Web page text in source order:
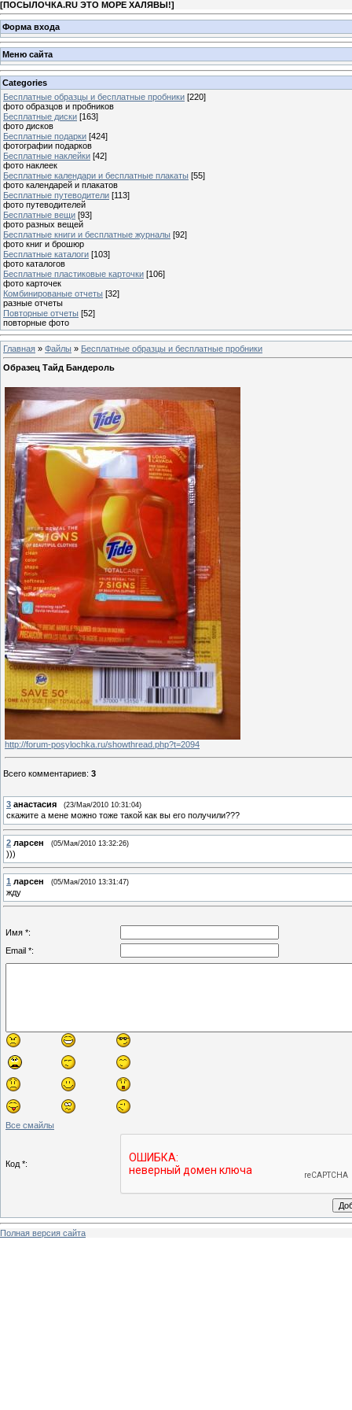
[ПОСЫЛОЧКА.RU ЭТО МОРЕ ХАЛЯВЫ!]
Форма входа
Меню сайта
Categories
Бесплатные образцы и бесплатные пробники [220]
фото образцов и пробников
Бесплатные диски [163]
фото дисков
Бесплатные подарки [424]
фотографии подарков
Бесплатные наклейки [42]
фото наклеек
Бесплатные календари и бесплатные плакаты [55]
фото календарей и плакатов
Бесплатные путеводители [113]
фото путеводителей
Бесплатные вещи [93]
фото разных вещей
Бесплатные книги и бесплатные журналы [92]
фото книг и брошюр
Бесплатные каталоги [103]
фото каталогов
Бесплатные пластиковые карточки [106]
фото карточек
Комбинированые отчеты [32]
разные отчеты
Повторные отчеты [52]
повторные фото
Главная » Файлы » Бесплатные образцы и бесплатные пробники
Образец Тайд Бандероль
http://forum-posylochka.ru/showthread.php?t=2094
Всего комментариев: 3
3 анастасия (23/Мая/2010 10:31:04)
скажите а мене можно тоже такой как вы его получили???
2 ларсен (05/Мая/2010 13:32:26)
)))
1 ларсен (05/Мая/2010 13:31:47)
жду
Имя *:
Email *:
Все смайлы
Код *:
Полная версия сайта